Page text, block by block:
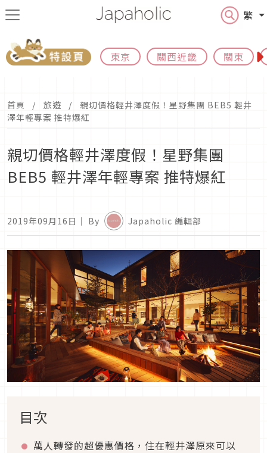
繁
東京 關西近畿 關東
首頁 旅遊
親切價格輕井澤度假！星野集團 BEB5 輕井
澤年輕專案 推特爆紅
親切價格輕井澤度假！星野集團
BEB5 輕井澤年輕專案 推特爆紅
2019年09月16日 ｜ By Japaholic 編輯部
目次
萬人轉發的超優惠價格，住在輕井澤原來可以